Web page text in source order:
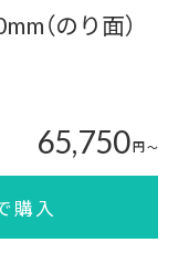
（のり面）
65,750円〜
購入